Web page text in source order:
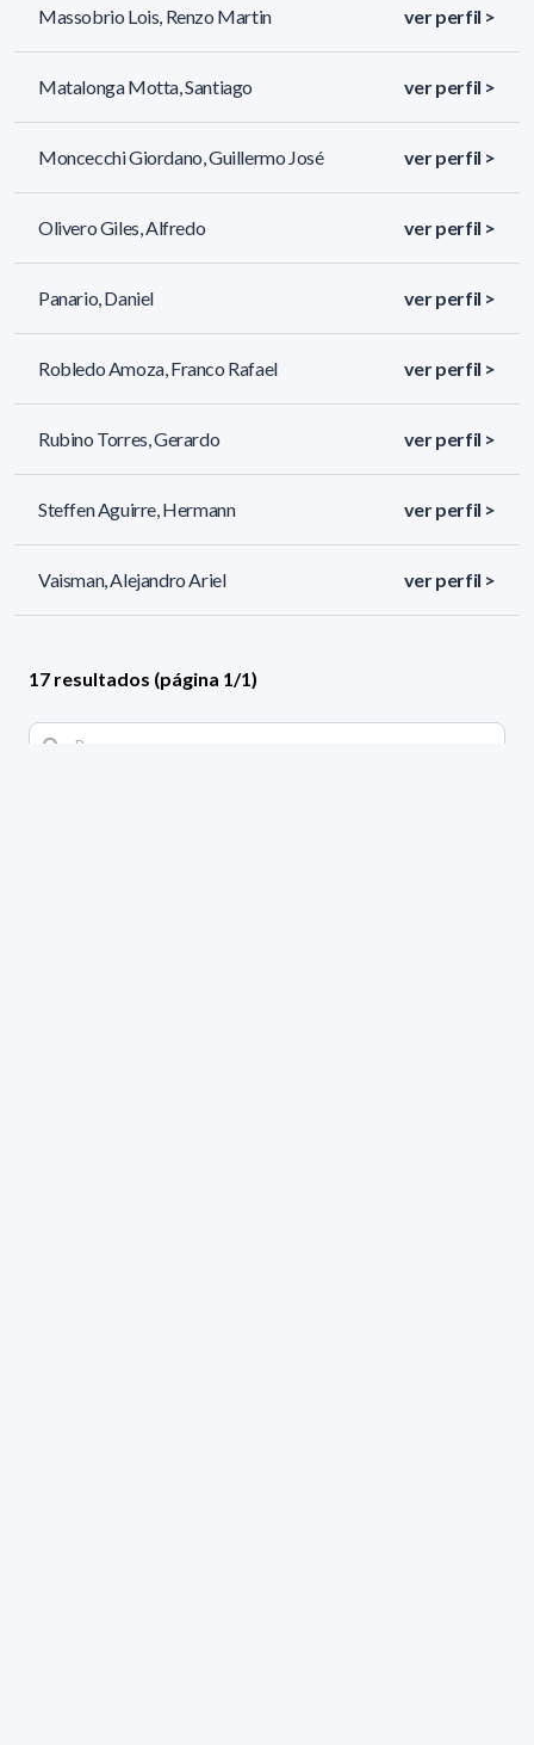
Massobrio Lois, Renzo Martin ver perfil >
Matalonga Motta, Santiago ver perfil >
Moncecchi Giordano, Guillermo José ver perfil >
Olivero Giles, Alfredo ver perfil >
Panario, Daniel ver perfil >
Robledo Amoza, Franco Rafael ver perfil >
Rubino Torres, Gerardo ver perfil >
Steffen Aguirre, Hermann ver perfil >
Vaisman, Alejandro Ariel ver perfil >
17 resultados (página 1/1)